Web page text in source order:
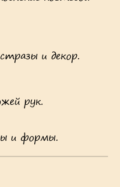
и декор.
рук.
и формы.